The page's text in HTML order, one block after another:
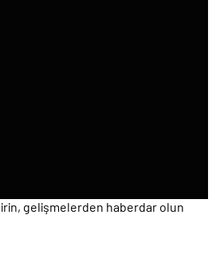
gelişmelerden haberdar olun